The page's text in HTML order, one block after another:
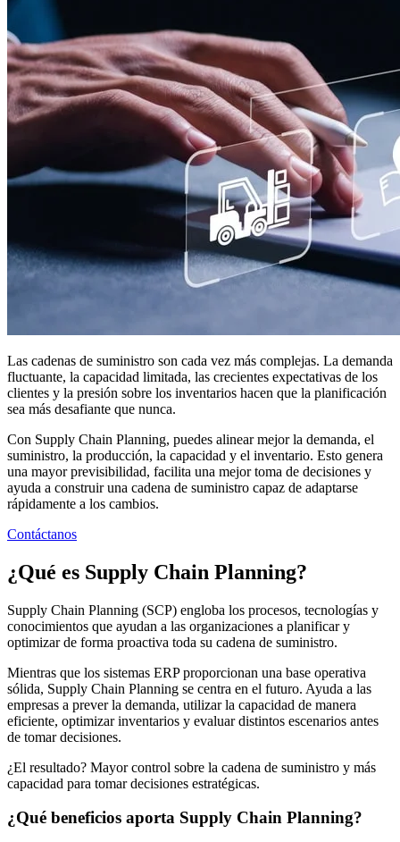
Las cadenas de suministro son cada vez más complejas. La demanda
fluctuante, la capacidad limitada, las crecientes expectativas de los
clientes y la presión sobre los inventarios hacen que la planificación
sea más desafiante que nunca.
Con Supply Chain Planning, puedes alinear mejor la demanda, el
suministro, la producción, la capacidad y el inventario. Esto genera
una mayor previsibilidad, facilita una mejor toma de decisiones y
ayuda a construir una cadena de suministro capaz de adaptarse
rápidamente a los cambios.
Contáctanos
¿Qué es Supply Chain Planning?
Supply Chain Planning (SCP) engloba los procesos, tecnologías y
conocimientos que ayudan a las organizaciones a planificar y
optimizar de forma proactiva toda su cadena de suministro.
Mientras que los sistemas ERP proporcionan una base operativa
sólida, Supply Chain Planning se centra en el futuro. Ayuda a las
empresas a prever la demanda, utilizar la capacidad de manera
eficiente, optimizar inventarios y evaluar distintos escenarios antes
de tomar decisiones.
¿El resultado? Mayor control sobre la cadena de suministro y más
capacidad para tomar decisiones estratégicas.
¿Qué beneficios aporta Supply Chain Planning?